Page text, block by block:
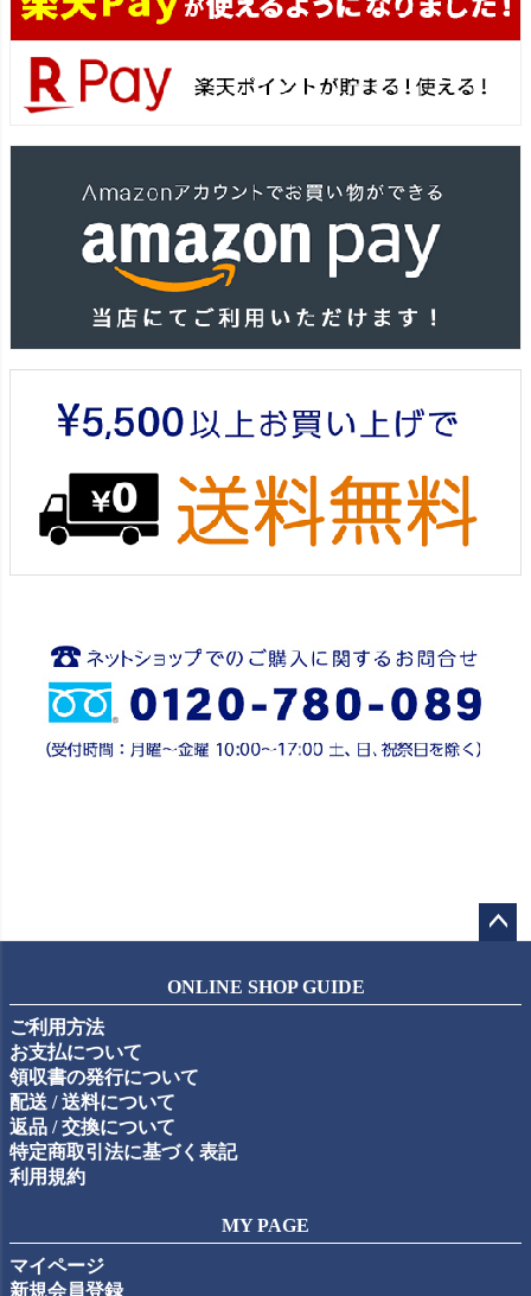
ップ
ONLINE SHOP GUIDE
ご利用方法
お支払について
領収書の発行について
配送 / 送料について
返品 / 交換について
特定商取引法に基づく表記
利用規約
MY PAGE
マイページ
新規会員登録